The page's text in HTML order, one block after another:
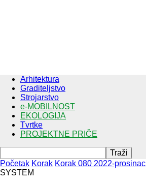
Arhitektura
Graditeljstvo
Strojarstvo
e-MOBILNOST
EKOLOGIJA
Tvrtke
PROJEKTNE PRIČE
Početak Korak Korak 080 2022-prosinac
SYSTEM